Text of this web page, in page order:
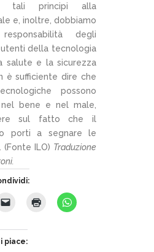
tali principi alla
e, inoltre, dobbiamo
degli
della tecnologia
salute e la sicurezza
è sufficiente dire che
possono
bene e nel male,
sul fatto che il
porti a segnare le
(Fonte ILO) Traduzione
piace: